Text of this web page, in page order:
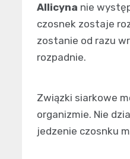
Allicyna nie
czosnek zostaje
zostanie od razu
rozpadnie.
Związki siarkowe
organizmie. Nie
jedzenie czosnku